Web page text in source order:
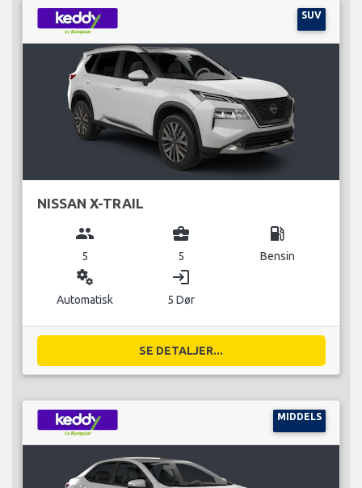
SUV
NISSAN X-TRAIL
group
5
business_center
5
local_gas_station
Bensin
miscellaneous_services
Automatisk
login
5 Dør
SE DETALJER...
MIDDELS